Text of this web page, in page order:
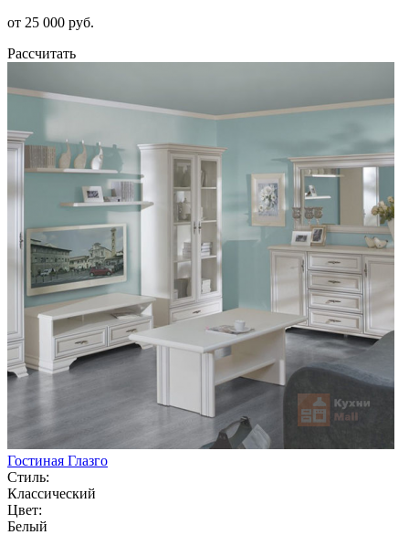
от 25 000 руб.
Рассчитать
Гостиная Глазго
Стиль:
Классический
Цвет:
Белый